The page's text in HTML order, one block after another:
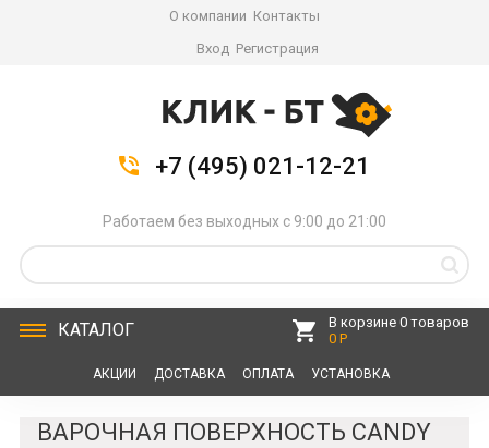
О компании Контакты
Вход Регистрация
+7 (495) 021-12-21
Работаем без выходных с 9:00 до 21:00
КАТАЛОГ
В корзине 0 товаров
0 Р
АКЦИИ ДОСТАВКА ОПЛАТА УСТАНОВКА
ВАРОЧНАЯ ПОВЕРХНОСТЬ CANDY